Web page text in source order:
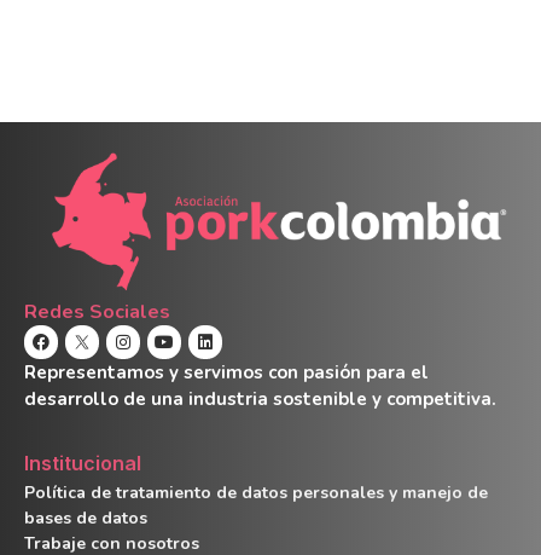
Redes Sociales
Representamos y servimos con pasión para el
desarrollo de una industria sostenible y competitiva.
Institucional
Política de tratamiento de datos personales y manejo de
bases de datos
Trabaje con nosotros